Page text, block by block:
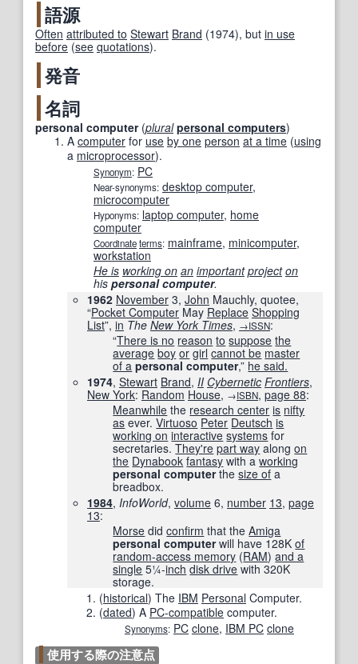
語源
Often attributed to Stewart Brand (1974), but in use
before (see quotations).
発音
名詞
personal computer(plural personal computers)
A computer for use by one person at a time (using
a microprocessor).
Synonym: PC
Near-synonyms: desktop computer,
microcomputer
Hyponyms: laptop computer, home
computer
Coordinateterms: mainframe, minicomputer,
workstation
He is working on an important project on
his personal computer.
1962 November 3, John Mauchly, quotee,
“Pocket Computer May Replace Shopping
List”, in The New York Times‎, →ISSN:
“There is no reason to suppose the
average boy or girl cannot be master
of a personal computer,” he said.
1974, Stewart Brand, II Cybernetic Frontiers,
New York: Random House, →ISBN, page 88:
Meanwhile the research center is nifty
as ever.Virtuoso Peter Deutsch is
working on interactive systems for
secretaries.They're part way alongon
the Dynabook fantasy with aworking
personal computerthesize of a
breadbox.
1984, InfoWorld, volume 6, number 13, page
13:
Morse didconfirm that theAmiga
personal computerwill have 128Kof
random-access memory (RAM)and a
single 5¼-inch disk drive with 320K
storage.
(historical) The IBM Personal Computer.
(dated) A PC-compatible computer.
Synonyms: PC clone, IBM PC clone
使用する際の注意点